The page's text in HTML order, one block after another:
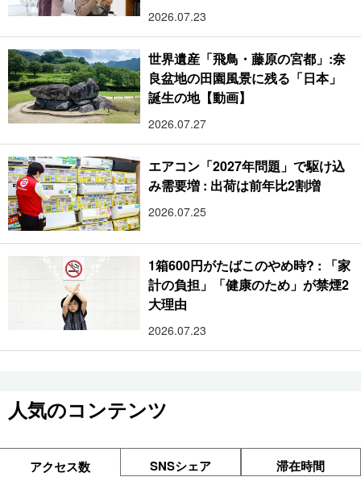
2026.07.23
世界遺産「飛鳥・藤原の宮都」:奈
良盆地の田園風景に残る「日本」
誕生の地【動画】
2026.07.27
エアコン「2027年問題」で駆け込
み需要増 : 出荷は前年比2割増
2026.07.25
1箱600円がたばこのやめ時? : 「家
計の負担」「健康のため」が禁煙2
大理由
2026.07.23
人気のコンテンツ
アクセス数 SNSシェア 滞在時間